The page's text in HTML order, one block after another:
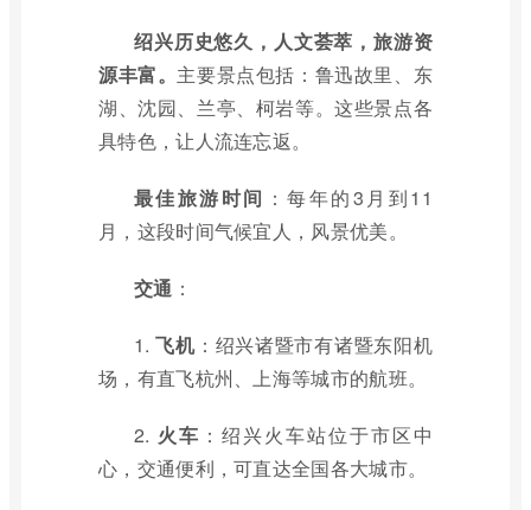
绍兴历史悠久，人文荟萃，旅游资
源丰富。 主要景点包括：鲁迅故里、东
湖、沈园、兰亭、柯岩等。这些景点各
具特色，让人流连忘返。
最佳旅游时间 ：每年的3月到11
月，这段时间气候宜人，风景优美。
交通 ：
1.飞机：绍兴诸暨市有诸暨东阳机
场，有直飞杭州、上海等城市的航班。
2. 火车 ：绍兴火车站位于市区中
心，交通便利，可直达全国各大城市。